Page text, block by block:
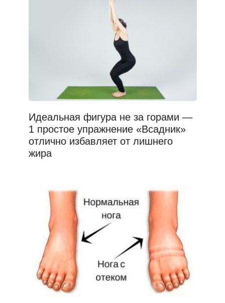
Идеальная фигура не за горами —
1 простое упражнение «Всадник»
отлично избавляет от лишнего
жира